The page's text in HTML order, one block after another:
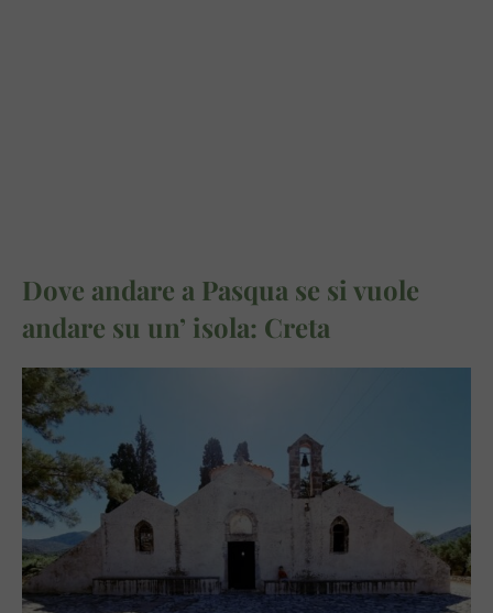
Dove andare a Pasqua se si vuole
andare su un’ isola: Creta